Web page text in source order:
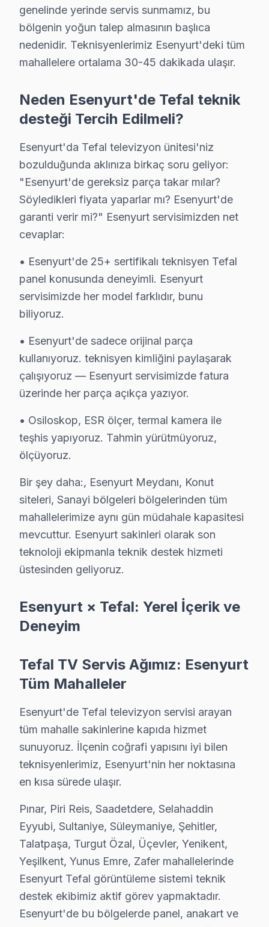
Yunus Emre'deki Tefal TV kullanıcılarına ikinci el cihaz
Esenyurt Tefal Servis →
Zafer Tefal Servis
Esenyurt'da Zafer bölgesindeki Tefal kullanıcılarına not:
Esenyurt bölgesine kapıya gelen Tefal TV tamir servisi
Tefal Uzman Teknisyen Ekibi — Esenyurt
Burak A. — Tefal Servis Uzmanı
· Tefal fabrika servis sertifikası
· Orijinal ve OEM yedek parça tedarikçisi
· 2010'dan günümüze tüm Tefal modelleri
Esenyurt Servis İstatistikleri
· Müşteri memnuniyeti
· Tüm işlemler2 yıl garantili
↑ Tefal Servis Ana Sayfası
Esenyurt Yakın İlçelerde Tefal Servisi
· Bağcılar Tefal
· Bahçelievler Tefal
· Bakırköy Tefal
· Başakşehir Tefal
· Bayrampaşa Tefal
· Beşiktaş Tefal
genelinde yerinde servis sunmamız, bu
bölgenin yoğun talep almasının başlıca
nedenidir. Teknisyenlerimiz Esenyurt'deki tüm
mahallelere ortalama 30-45 dakikada ulaşır.
Neden Esenyurt'de Tefal teknik
desteği Tercih Edilmeli?
Esenyurt'da Tefal televizyon ünitesi'niz
bozulduğunda aklınıza birkaç soru geliyor:
"Esenyurt'de gereksiz parça takar mılar?
Söyledikleri fiyata yaparlar mı? Esenyurt'de
garanti verir mi?" Esenyurt servisimizden net
cevaplar:
• Esenyurt'de 25+ sertifikalı teknisyen Tefal
panel konusunda deneyimli. Esenyurt
servisimizde her model farklıdır, bunu
biliyoruz.
• Esenyurt'de sadece orijinal parça
kullanıyoruz. teknisyen kimliğini paylaşarak
çalışıyoruz — Esenyurt servisimizde fatura
üzerinde her parça açıkça yazıyor.
• Osiloskop, ESR ölçer, termal kamera ile
teşhis yapıyoruz. Tahmin yürütmüyoruz,
ölçüyoruz.
Bir şey daha:, Esenyurt Meydanı, Konut
siteleri, Sanayi bölgeleri bölgelerinden tüm
mahallelerimize aynı gün müdahale kapasitesi
mevcuttur. Esenyurt sakinleri olarak son
teknoloji ekipmanla teknik destek hizmeti
üstesinden geliyoruz.
Esenyurt × Tefal: Yerel İçerik ve
Deneyim
Tefal TV Servis Ağımız: Esenyurt
Tüm Mahalleler
Esenyurt'de Tefal televizyon servisi arayan
tüm mahalle sakinlerine kapıda hizmet
sunuyoruz. İlçenin coğrafi yapısını iyi bilen
teknisyenlerimiz, Esenyurt'nin her noktasına
en kısa sürede ulaşır.
Pınar, Piri Reis, Saadetdere, Selahaddin
Eyyubi, Sultaniye, Süleymaniye, Şehitler,
Talatpaşa, Turgut Özal, Üçevler, Yenikent,
Yeşilkent, Yunus Emre, Zafer mahallelerinde
Esenyurt Tefal görüntüleme sistemi teknik
destek ekibimiz aktif görev yapmaktadır.
Esenyurt'de bu bölgelerde panel, anakart ve